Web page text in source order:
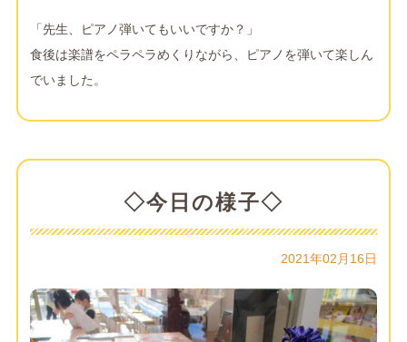
「先生、ピアノ弾いてもいいですか？」
食後は楽譜をペラペラめくりながら、ピアノを弾いて楽しん
でいました。
◇今日の様子◇
2021年02月16日